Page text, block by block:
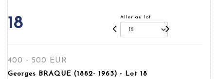
18 Aller au lot
400 - 500 EUR
Georges BRAQUE (1882- 1963) - Lot 18